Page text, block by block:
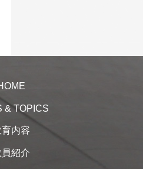
& TOPICS
内容
紹介